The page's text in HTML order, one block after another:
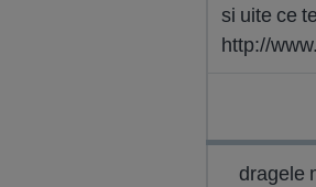
si uite ce
http://
dragele